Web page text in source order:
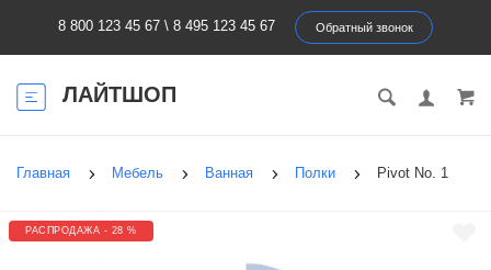
8 800 123 45 67 \ 8 495 123 45 67 Обратный звонок
ЛАЙТШОП
Главная Мебель Ванная Полки Pivot No. 1
РАСПРОДАЖА - 28 %